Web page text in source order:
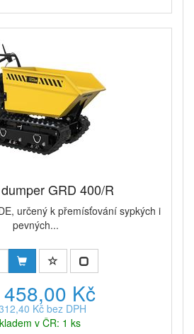
GRD 400/R
určený k přemísťování sypkých i
pevných...
Kč
Kč bez DPH
v ČR: 1 ks